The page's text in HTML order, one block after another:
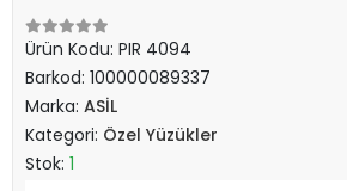
Ürün Kodu: PIR 4094
Barkod: 100000089337
Marka: ASİL
Kategori: Özel Yüzükler
Stok: 1